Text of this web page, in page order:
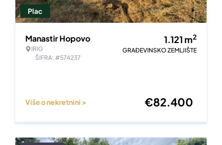
Plac
Manastir Hopovo
IRIG
ŠIFRA: #574237
1.121 m2
GRAĐEVINSKO ZEMLJIŠTE
Više o nekretnini > €82.400